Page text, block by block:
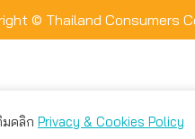
© Thailand Consumers
มคลิก Privacy & Cookies Policy
สามารถเลือกตั้งค่าความเป็นส่